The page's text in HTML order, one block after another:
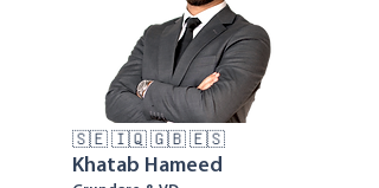
Khatab Hameed
🇸🇪 🇮🇶 🇬🇧 🇪🇸